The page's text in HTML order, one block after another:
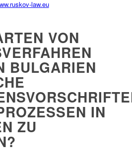
law.eu
VON
BULGARIEN
IN
ZU